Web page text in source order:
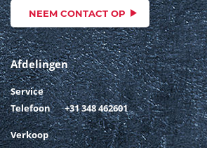
NEEM CONTACT OP
Afdelingen
Service
Telefoon
+31 348 462601
Verkoop